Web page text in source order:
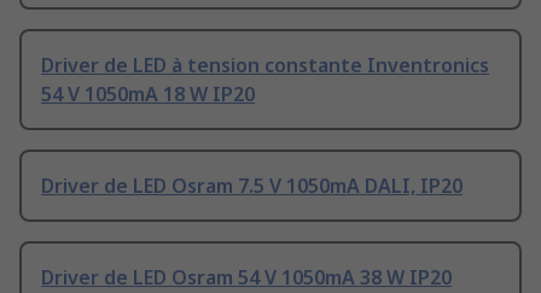
Driver de LED à tension constante Inventronics
54 V 1050mA 18 W IP20
Driver de LED Osram 7.5 V 1050mA DALI, IP20
Driver de LED Osram 54 V 1050mA 38 W IP20